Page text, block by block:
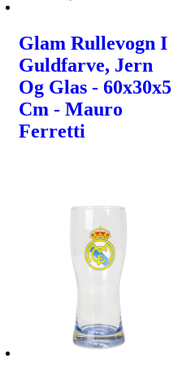
Glam Rullevogn I
Guldfarve, Jern
Og Glas - 60x30x5
Cm - Mauro
Ferretti